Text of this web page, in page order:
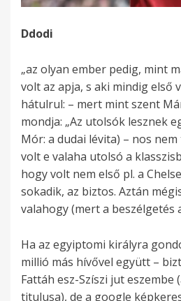
Ddodi
„az olyan ember pedig, mint
volt az apja, s aki mindig első
hátulrul: – mert mint szent
mondja: „Az utolsók lesznek
Mór: a dudai lévita) – nos
volt e valaha utolsó a
hogy volt nem első pl. a
sokadik, az biztos. Aztán
valahogy (mert a beszélgetés
Ha az egyiptomi királyra
millió más hívővel együtt –
Fattáh esz-Szíszi jut eszembe
titulusa), de a google